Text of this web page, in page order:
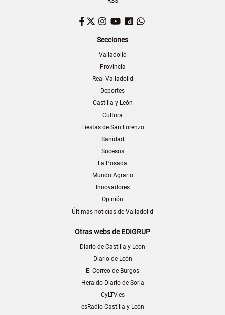
Facebook
TwitterInstagram
YouTubeDailymotion
Secciones
Valladolid
Provincia
Real Valladolid
Deportes
Castilla y León
Cultura
Fiestas de San Lorenzo
Sanidad
Sucesos
La Posada
Mundo Agrario
Innovadores
Opinión
Últimas noticias de Valladolid
Otras webs de EDIGRUP
Diario de Castilla y León
Diario de León
El Correo de Burgos
Heraldo-Diario de Soria
CyLTV.es
esRadio Castilla y León